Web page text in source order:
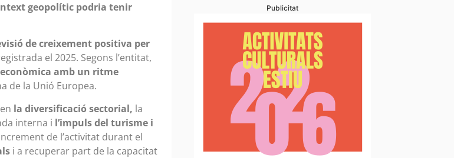
geopolític podria tenir
de creixement positiva per
el 2025. Segons l’entitat,
amb un ritme
de la Unió Europea.
la diversificació sectorial, la
interna i l’impuls del turisme i
de l’activitat durant el
i a recuperar part de la capacitat
Publicitat